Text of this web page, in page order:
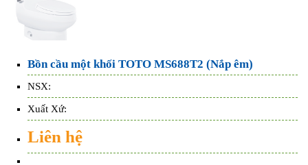
Bồn cầu một khối TOTO MS688T2 (Nắp êm)
NSX:
Xuất Xứ:
Liên hệ